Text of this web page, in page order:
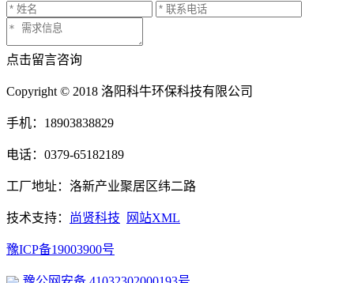
点击留言咨询
Copyright © 2018 洛阳科牛环保科技有限公司
手机：18903838829
电话：0379-65182189
工厂地址：洛新产业聚居区纬二路
技术支持： 尚贤科技 网站XML
豫ICP备19003900号